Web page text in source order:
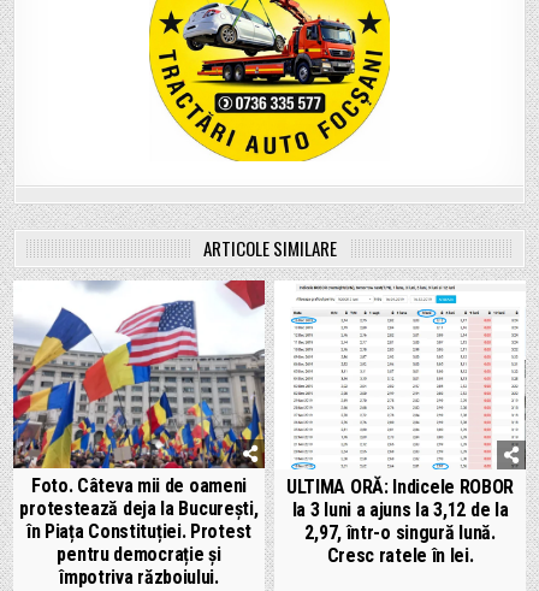
ARTICOLE SIMILARE
Foto. Câteva mii de oameni
protestează deja la București,
în Piața Constituției. Protest
pentru democrație și
împotriva războiului.
ULTIMA ORĂ: Indicele ROBOR
la 3 luni a ajuns la 3,12 de la
2,97, într-o singură lună.
Cresc ratele în lei.